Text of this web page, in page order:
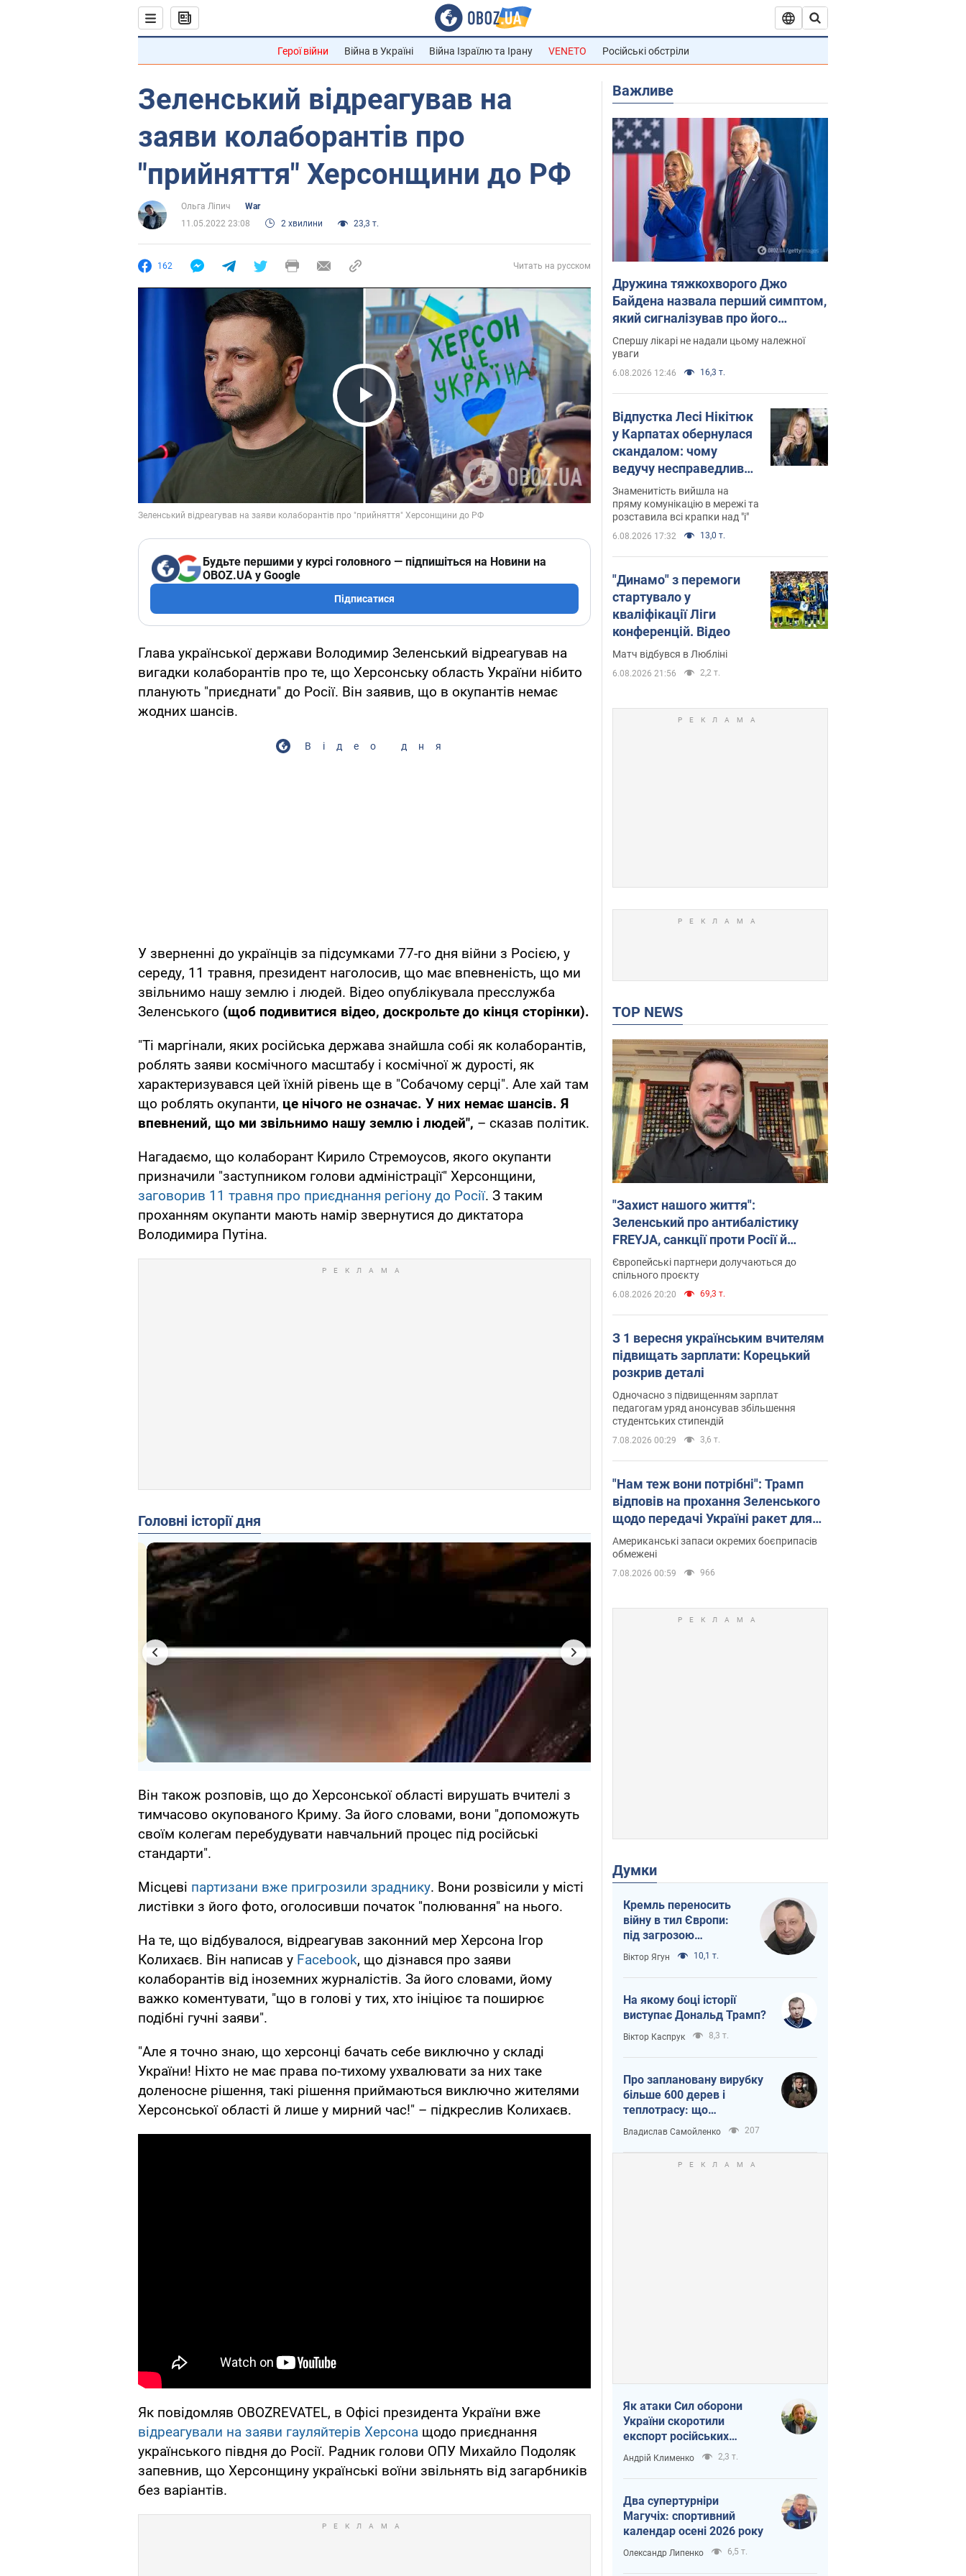
Герої війни Війна в Україні Війна Ізраїлю та Ірану VENETO Російські обстріли
Зеленський відреагував на
заяви колаборантів про
"прийняття" Херсонщини до РФ
Ольга Ліпич
War
11.05.2022 23:08
2 хвилини 23,3 т.
162 Читать на русском
Play Video
Будьте першими у курсі головного — підпишіться на Новини на
OBOZ.UA у Google
Підписатися
Глава української держави Володимир Зеленський відреагував на
вигадки колаборантів про те, що Херсонську область України нібито
планують "приєднати" до Росії. Він заявив, що в окупантів немає
жодних шансів.
Відео дня
У зверненні до українців за підсумками 77-го дня війни з Росією, у
середу, 11 травня, президент наголосив, що має впевненість, що ми
звільнимо нашу землю і людей. Відео опублікувала пресслужба
Зеленського (щоб подивитися відео, доскрольте до кінця сторінки).
"Ті маргінали, яких російська держава знайшла собі як колаборантів,
роблять заяви космічного масштабу і космічної ж дурості, як
характеризувався цей їхній рівень ще в "Собачому серці". Але хай там
що роблять окупанти, це нічого не означає. У них немає шансів. Я
впевнений, що ми звільнимо нашу землю і людей", – сказав політик.
Нагадаємо, що колаборант Кирило Стремоусов, якого окупанти
призначили "заступником голови адміністрації" Херсонщини,
заговорив 11 травня про приєднання регіону до Росії. З таким
проханням окупанти мають намір звернутися до диктатора
Володимира Путіна.
Головні історії дня
Він також розповів, що до Херсонської області вирушать вчителі з
тимчасово окупованого Криму. За його словами, вони "допоможуть
своїм колегам перебудувати навчальний процес під російські
стандарти".
Місцеві партизани вже пригрозили зраднику. Вони розвісили у місті
листівки з його фото, оголосивши початок "полювання" на нього.
На те, що відбувалося, відреагував законний мер Херсона Ігор
Колихаєв. Він написав у Facebook, що дізнався про заяви
колаборантів від іноземних журналістів. За його словами, йому
важко коментувати, "що в голові у тих, хто ініціює та поширює
подібні гучні заяви".
"Але я точно знаю, що херсонці бачать себе виключно у складі
України! Ніхто не має права по-тихому ухвалювати за них таке
доленосне рішення, такі рішення приймаються виключно жителями
Херсонської області й лише у мирний час!" – підкреслив Колихаєв.
Як повідомляв OBOZREVATEL, в Офісі президента України вже
відреагували на заяви гауляйтерів Херсона щодо приєднання
українського півдня до Росії. Радник голови ОПУ Михайло Подоляк
запевнив, що Херсонщину українські воїни звільнять від загарбників
без варіантів.
Важливе
Дружина тяжкохворого Джо
Байдена назвала перший симптом,
який сигналізував про його
"агресивний" рак
Спершу лікарі не надали цьому належної
уваги
6.08.2026 12:46 16,3 т.
Відпустка Лесі Нікітюк
у Карпатах обернулася
скандалом: чому
ведучу несправедливо
захейтили
Знаменитість вийшла на
пряму комунікацію в мережі та
розставила всі крапки над "і"
6.08.2026 17:32 13,0 т.
"Динамо" з перемоги
стартувало у
кваліфікації Ліги
конференцій. Відео
Матч відбувся в Любліні
6.08.2026 21:56 2,2 т.
TOP NEWS
"Захист нашого життя":
Зеленський про антибалістику
FREYJA, санкції проти Росії й
підтримку аграріїв. Відео
Європейські партнери долучаються до
спільного проєкту
6.08.2026 20:20 69,3 т.
З 1 вересня українським вчителям
підвищать зарплати: Корецький
розкрив деталі
Одночасно з підвищенням зарплат
педагогам уряд анонсував збільшення
студентських стипендій
7.08.2026 00:29 3,6 т.
"Нам теж вони потрібні": Трамп
відповів на прохання Зеленського
щодо передачі Україні ракет для
Patriot
Американські запаси окремих боєприпасів
обмежені
7.08.2026 00:59 966
Думки
Кремль переносить
війну в тил Європи:
під загрозою
критична логістика
Віктор Ягун 10,1 т.
На якому боці історії
виступає Дональд Трамп?
Віктор Каспрук 8,3 т.
Про заплановану вирубку
більше 600 дерев і
теплотрасу: що
відбувається на Теремках
у Києві
Владислав Самойленко 207
Як атаки Сил оборони
України скоротили
експорт російських
нафтопродуктів
Андрій Клименко 2,3 т.
Два супертурніри
Магучіх: спортивний
календар осені 2026 року
Олександр Липенко 6,5 т.